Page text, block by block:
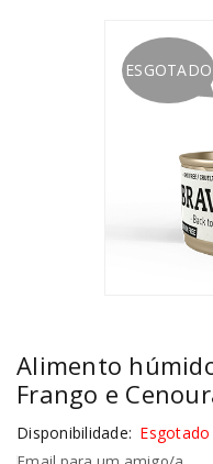
ESGOTADO
Alimento
Frango e
Disponibilidade: Esgotado